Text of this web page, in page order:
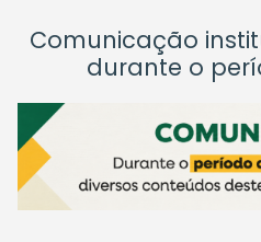
Comunicação
durante o